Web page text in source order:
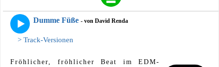
Dumme Füße - von David Renda
> Track-Versionen
Fröhlicher, fröhlicher Beat im EDM-